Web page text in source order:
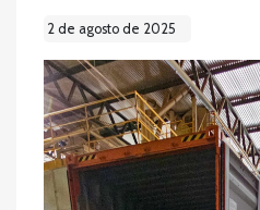
2 de agosto de 2025